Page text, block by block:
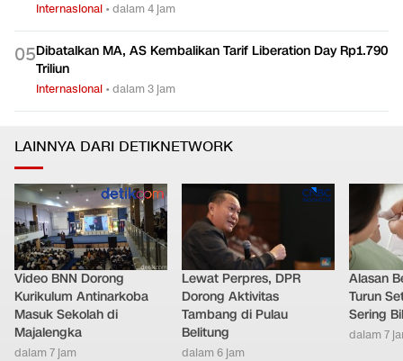
Internasional •dalam 4 jam
05Dibatalkan MA, AS Kembalikan Tarif Liberation Day Rp1.790
Triliun
Internasional •dalam 3 jam
LAINNYA DARI DETIKNETWORK
Video BNN Dorong
Kurikulum Antinarkoba
Masuk Sekolah di
Majalengka
dalam 7 jam
Lewat Perpres, DPR
Dorong Aktivitas
Tambang di Pulau
Belitung
dalam 6 jam
Alasan
Turun
Sering
dalam 7